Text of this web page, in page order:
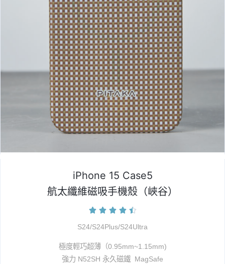
iPhone 15 Case5
航太纖維磁吸手機殼（峽谷）
    
S24/S24Plus/S24Ultra
極度輕巧超薄（0.95mm~1.15mm)
強力 N52SH 永久磁鐵 MagSafe